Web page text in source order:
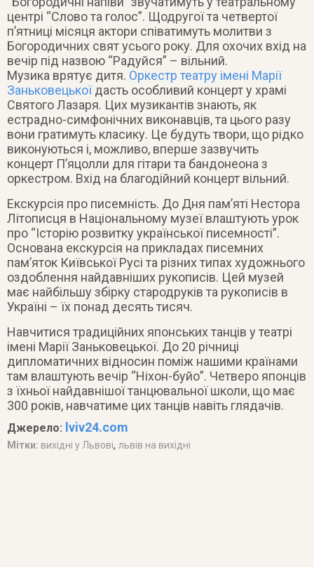
центрі “Слово та голос”. Щодругої та четвертої
п’ятниці місяця актори співатимуть молитви з
Богородичних свят усього року. Для охочих вхід на
вечір під назвою “Радуйся” – вільний.
Музика врятує дитя. Оркестр театру імені Марії
Заньковецькоїдасть особливий концерт у храмі
Святого Лазаря. Цих музикантів знають, як
естрадно-симфонічних виконавців, та цього разу
вони гратимуть класику. Це будуть твори, що рідко
виконуються і, можливо, вперше зазвучить
концерт П’яцолли для гітари та бандонеона з
оркестром. Вхід на благодійний концерт вільний.
Екскурсія про писемність. До Дня пам’яті Нестора
Літописця в Національному музеї влаштують урок
про “Історію розвитку української писемності”.
Основана екскурсія на прикладах писемних
пам’яток Київської Русі та різних типах художнього
оздоблення найдавніших рукописів. Цей музей
має найбільшу збірку стародруків та рукописів в
Україні – їх понад десять тисяч.
Навчитися традиційних японських танців у театрі
імені Марії Заньковецької. До 20 річниці
дипломатичних відносин поміж нашими країнами
там влаштують вечір “Ніхон-буйо”. Четверо японців
з їхньої найдавнішої танцювальної школи, що має
300 років, навчатиме цих танців навіть глядачів.
Джерело: lviv24.com
Мітки: вихідні у Львові, львів на вихідні